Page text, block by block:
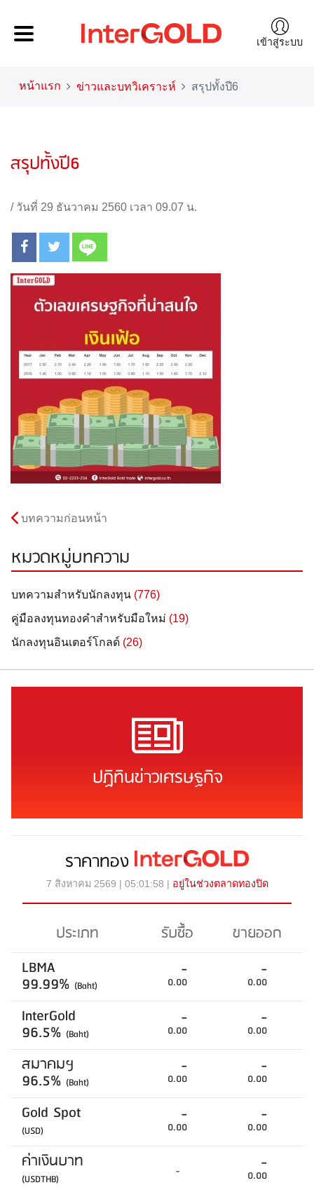
เข้าสู่ระบบ
หน้าแรก ข่าวและบทวิเคราะห์ สรุปทั้งปี6
สรุปทั้งปี6
/ วันที่ 29 ธันวาคม 2560 เวลา 09.07 น.
บทความก่อนหน้า
หมวดหมู่บทความ
บทความสำหรับนักลงทุน (776)
คู่มือลงทุนทองคำสำหรับมือใหม่ (19)
นักลงทุนอินเตอร์โกลด์ (26)
ปฏิทินข่าวเศรษฐกิจ
ราคาทอง
7 สิงหาคม 2569 | 05:01:58 | อยู่ในช่วงตลาดทองปิด
ประเภท รับซื้อ
ขายออก
LBMA
99.99% (Baht)
-
0.00
-
0.00
InterGold
96.5% (Baht)
-
0.00
-
0.00
สมาคมฯ
96.5% (Baht)
-
0.00
-
0.00
Gold Spot
(USD)
-
0.00
-
0.00
ค่าเงินบาท
(USDTHB) - -
0.00